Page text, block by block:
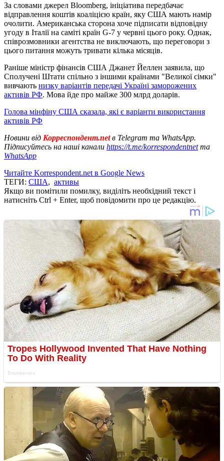
За словами джерел Bloomberg, ініціатива передбачає
відправлення коштів коаліцією країн, яку США мають намір
очолити. Американська сторона хоче підписати відповідну
угоду в Італії на саміті країн G-7 у червні цього року. Однак,
співрозмовники агентства не виключають, що переговори з
цього питання можуть тривати кілька місяців.
Раніше міністр фінансів США Джанет Йеллен заявила, що
Сполучені Штати спільно з іншими країнами "Великої сімки"
вивчають низку варіантів передачі Україні заморожених
активів РФ. Мова йде про майже 300 млрд доларів.
Голова мінфіну США сказала, які є варіанти використання
активів РФ
Новини від Корреспондент.netв Telegram та WhatsApp.
Підписуйтесь на наші канали https://t.me/korrespondentnetта
WhatsApp
Читайте Korrespondent.net в Google News
ТЕГИ: США, активы
Якщо ви помітили помилку, виділіть необхідний текст і
натисніть Ctrl + Enter, щоб повідомити про це редакцію.